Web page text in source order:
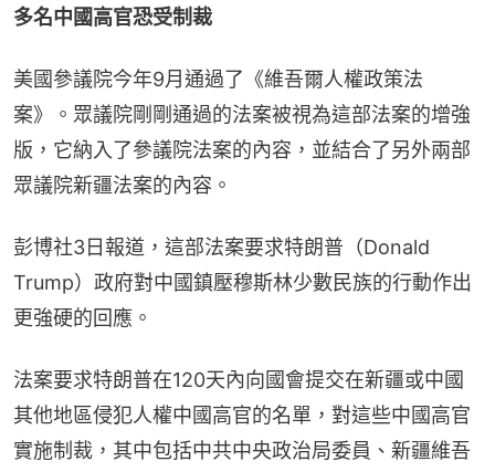
多名中國高官恐受制裁
美國參議院今年9月通過了《維吾爾人權政策法
案》。眾議院剛剛通過的法案被視為這部法案的增強
版，它納入了參議院法案的內容，並結合了另外兩部
眾議院新疆法案的內容。
彭博社3日報道，這部法案要求特朗普（Donald
Trump）政府對中國鎮壓穆斯林少數民族的行動作出
更強硬的回應。
法案要求特朗普在120天內向國會提交在新疆或中國
其他地區侵犯人權中國高官的名單，對這些中國高官
實施制裁，其中包括中共中央政治局委員、新疆維吾